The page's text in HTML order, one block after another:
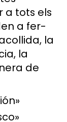
a tots els
a fer-
la
la
de